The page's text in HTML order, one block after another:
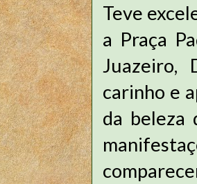
Teve
a Praça
Juazeiro,
carinho e
da beleza